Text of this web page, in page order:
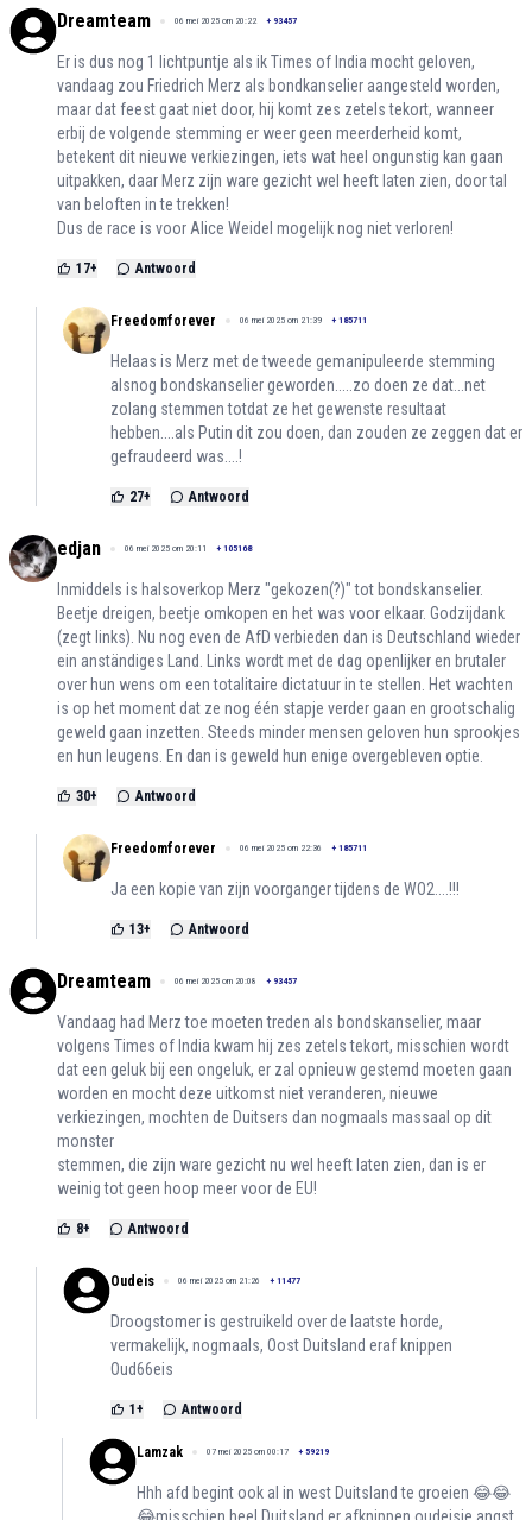
Dreamteam 06 mei 2025 om 20:22 + 93457
Er is dus nog 1 lichtpuntje als ik Times of India mocht geloven,
vandaag zou Friedrich Merz als bondkanselier aangesteld worden,
maar dat feest gaat niet door, hij komt zes zetels tekort, wanneer
erbij de volgende stemming er weer geen meerderheid komt,
betekent dit nieuwe verkiezingen, iets wat heel ongunstig kan gaan
uitpakken, daar Merz zijn ware gezicht wel heeft laten zien, door tal
van beloften in te trekken!
Dus de race is voor Alice Weidel mogelijk nog niet verloren!
17+ Antwoord
Freedomforever 06 mei 2025 om 21:39 + 185711
Helaas is Merz met de tweede gemanipuleerde stemming
alsnog bondskanselier geworden.....zo doen ze dat...net
zolang stemmen totdat ze het gewenste resultaat
hebben....als Putin dit zou doen, dan zouden ze zeggen dat er
gefraudeerd was....!
27+ Antwoord
edjan 06 mei 2025 om 20:11 + 105168
Inmiddels is halsoverkop Merz "gekozen(?)" tot bondskanselier.
Beetje dreigen, beetje omkopen en het was voor elkaar. Godzijdank
(zegt links). Nu nog even de AfD verbieden dan is Deutschland wieder
ein anständiges Land. Links wordt met de dag openlijker en brutaler
over hun wens om een totalitaire dictatuur in te stellen. Het wachten
is op het moment dat ze nog één stapje verder gaan en grootschalig
geweld gaan inzetten. Steeds minder mensen geloven hun sprookjes
en hun leugens. En dan is geweld hun enige overgebleven optie.
30+ Antwoord
Freedomforever 06 mei 2025 om 22:36 + 185711
Ja een kopie van zijn voorganger tijdens de WO2....!!!
13+ Antwoord
Dreamteam 06 mei 2025 om 20:08 + 93457
Vandaag had Merz toe moeten treden als bondskanselier, maar
volgens Times of India kwam hij zes zetels tekort, misschien wordt
dat een geluk bij een ongeluk, er zal opnieuw gestemd moeten gaan
worden en mocht deze uitkomst niet veranderen, nieuwe
verkiezingen, mochten de Duitsers dan nogmaals massaal op dit
monster
stemmen, die zijn ware gezicht nu wel heeft laten zien, dan is er
weinig tot geen hoop meer voor de EU!
8+ Antwoord
Oudeis 06 mei 2025 om 21:26 + 11477
Droogstomer is gestruikeld over de laatste horde,
vermakelijk, nogmaals, Oost Duitsland eraf knippen
Oud66eis
1 + Antwoord
Lamzak 07 mei 2025 om 00:17 + 59219
Hhh afd begint ook al in west Duitsland te groeien 😂😂